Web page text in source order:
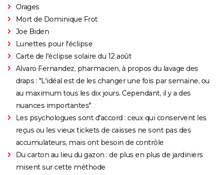
Orages
Mort de Dominique Frot
Joe Biden
Lunettes pour l'éclipse
Carte de l'éclipse solaire du 12 août
Alvaro Fernandez, pharmacien, à propos du lavage des
draps : "L'idéal est de les changer une fois par semaine, ou
au maximum tous les dix jours. Cependant, il y a des
nuances importantes"
Les psychologues sont d'accord : ceux qui conservent les
reçus ou les vieux tickets de caisses ne sont pas des
accumulateurs, mais ont besoin de contrôle
Du carton au lieu du gazon : de plus en plus de jardiniers
misent sur cette méthode